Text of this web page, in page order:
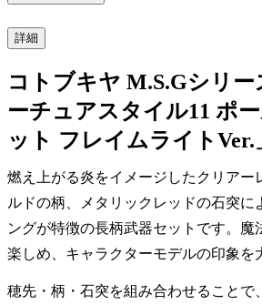
詳細
コトブキヤ M.S.Gシリ
ーチュアスタイル11 ポ
ット フレイムライトVer.
燃え上がる炎をイメージしたクリアー
ルドの柄、メタリックレッドの石突に
ングが特徴の長柄武器セットです。魔
楽しめ、キャラクターモデルの印象を
穂先・柄・石突を組み合わせることで